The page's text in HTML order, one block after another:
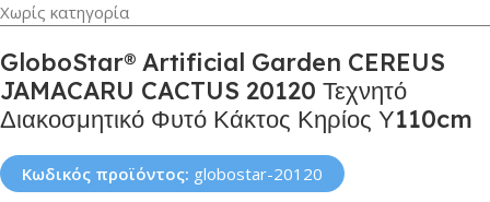
Χωρίς κατηγορία
GloboStar® Artificial Garden CEREUS
JAMACARU CACTUS 20120 Τεχνητό
Διακοσμητικό Φυτό Κάκτος Κηρίος Υ110cm
Κωδικός προϊόντος: globostar-20120